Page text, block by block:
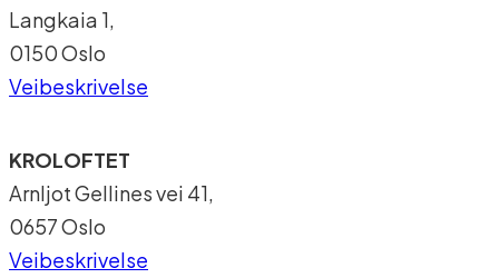
Langkaia 1,
0150 Oslo
Veibeskrivelse
KROLOFTET
Arnljot Gellines vei 41,
0657 Oslo
Veibeskrivelse